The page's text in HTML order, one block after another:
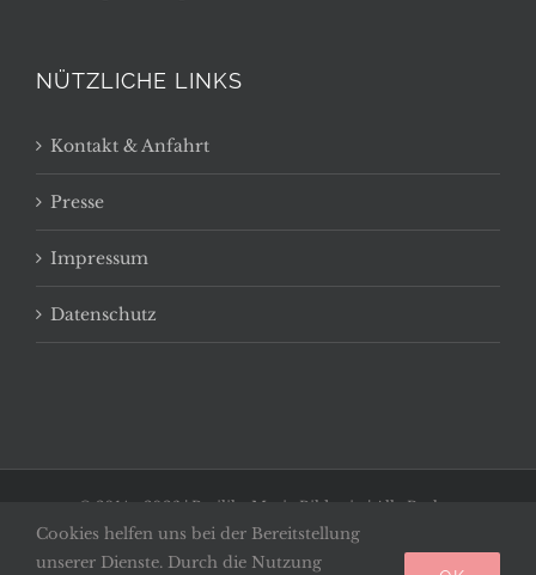
NÜTZLICHE LINKS
Kontakt & Anfahrt
Presse
Impressum
Datenschutz
© 2014 - 2026 | Basilika Maria Bildstein | Alle Rechte
vorbehalten
Cookies helfen uns bei der Bereitstellung
unserer Dienste. Durch die Nutzung